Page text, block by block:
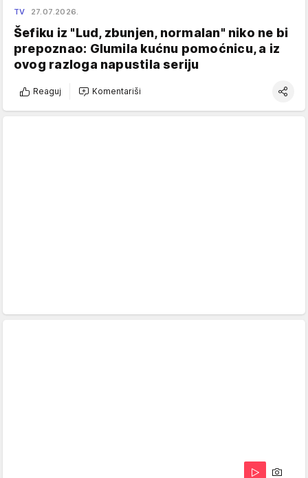
TV 27.07.2026.
Šefiku iz "Lud, zbunjen, normalan" niko ne bi
prepoznao: Glumila kućnu pomoćnicu, a iz
ovog razloga napustila seriju
Reaguj Komentariši